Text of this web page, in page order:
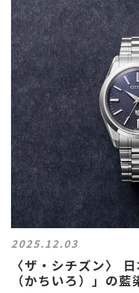
2025.12.03
〈ザ・シチズン〉
（かちいろ）」の